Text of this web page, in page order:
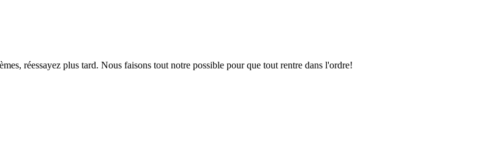
réessayez plus tard. Nous faisons tout notre possible pour que tout rentre dans l'ordre!